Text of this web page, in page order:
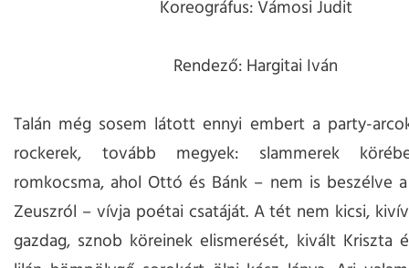
Koreográfus: Vámosi Judit
Rendező: Hargitai Iván
Talán még sosem látott ennyi embert a party-
rockerek, tovább megyek: slammerek
romkocsma, ahol Ottó és Bánk – nem is beszélve
Zeuszról – vívja poétai csatáját. A tét nem kicsi,
gazdag, sznob köreinek elismerését, kivált Kriszta